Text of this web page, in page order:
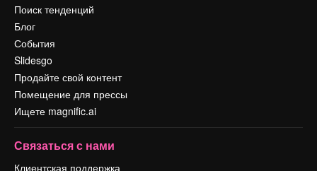
Поиск тенденций
Блог
События
Slidesgo
Продайте свой контент
Помещение для прессы
Ищете magnific.ai
Связаться с нами
Клиентская поддержка